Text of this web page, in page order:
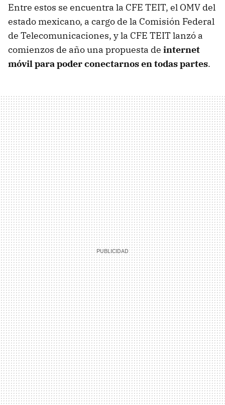
Entre estos se encuentra la CFE TEIT, el OMV del
estado mexicano, a cargo de la Comisión Federal
de Telecomunicaciones, y la CFE TEIT lanzó a
comienzos de año una propuesta de internet
móvil para poder conectarnos en todas partes.